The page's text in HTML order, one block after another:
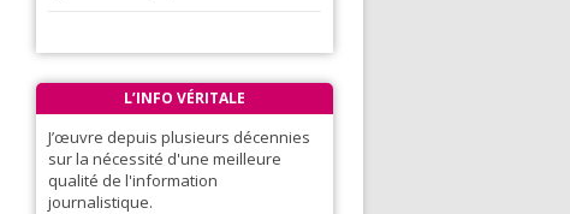
L’INFO VÉRITALE
J’œuvre depuis plusieurs décennies
sur la nécessité d'une meilleure
qualité de l'information
journalistique.